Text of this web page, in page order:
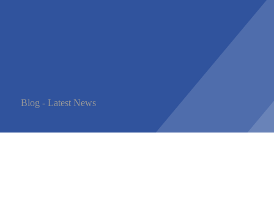
Blog - Latest News